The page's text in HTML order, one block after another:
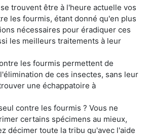
trouvent être à l'heure actuelle vos
les fourmis, étant donné qu'en plus
nécessaires pour éradiquer ces
les meilleurs traitements à leur
les fourmis permettent de
de ces insectes, sans leur
une échappatoire à
contre les fourmis ? Vous ne
certains spécimens au mieux,
décimer toute la tribu qu'avec l'aide